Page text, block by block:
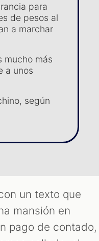
para
de pesos al
a marchar
mucho más
a unos
según
un texto que
mansión en
pago de contado,